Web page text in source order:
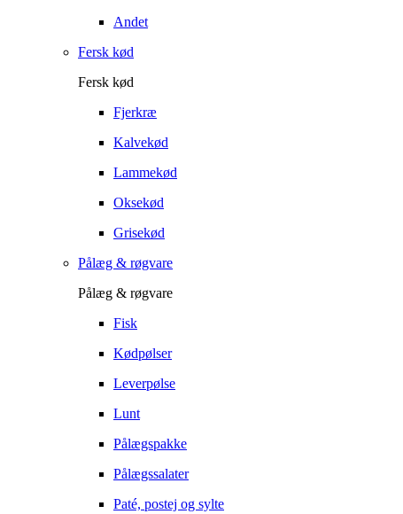
Andet
Fersk kød
Fersk kød
Fjerkræ
Kalvekød
Lammekød
Oksekød
Grisekød
Pålæg & røgvare
Pålæg & røgvare
Fisk
Kødpølser
Leverpølse
Lunt
Pålægspakke
Pålægssalater
Paté, postej og sylte